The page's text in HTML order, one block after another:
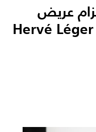
عريض
بالكشاكش: في عرض Hervé Léger